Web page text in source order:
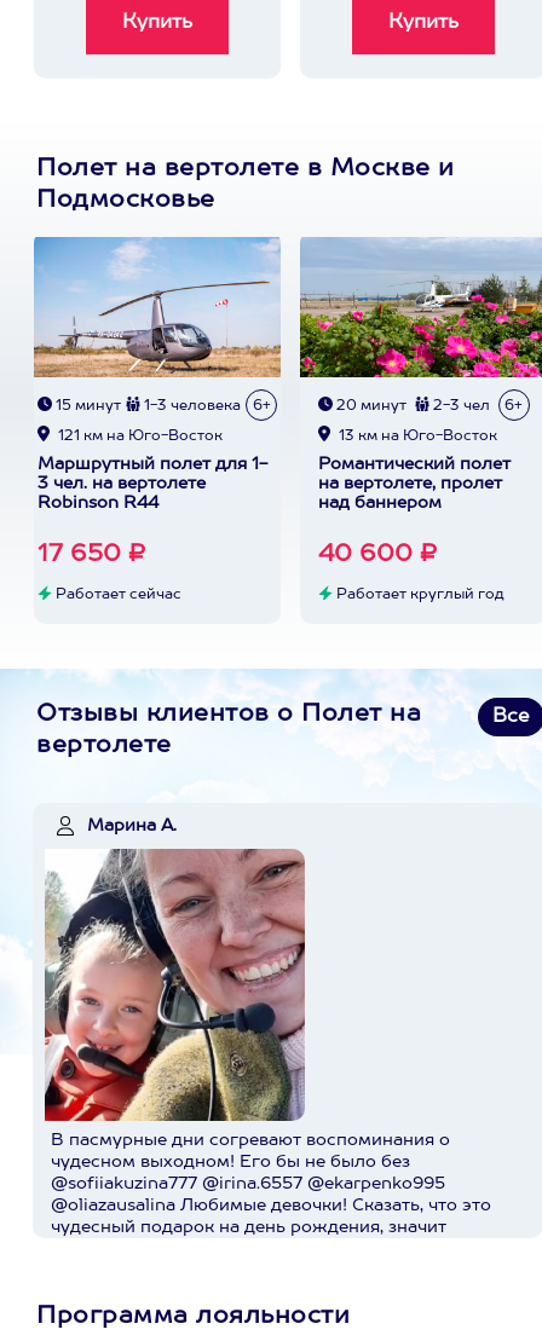
Полет на вертолете в Москве и
Подмосковье
15 минут 1-3 человека 6+
121 км на Юго-Восток
Маршрутный полет для 1-
3 чел. на вертолете
Robinson R44
17 650 ₽
Работает сейчас
20 минут 2-3 чел 6+
13 км на Юго-Восток
Романтический полет
на вертолете, пролет
над баннером
40 600 ₽
Работает круглый год
Отзывы клиентов о Полет на
вертолете
Все
Марина А.
В пасмурные дни согревают воспоминания о
чудесном выходном! Его бы не было без
@sofiiakuzina777 @irina.6557 @ekarpenko995
@oliazausalina Любимые девочки! Сказать, что это
чудесный подарок на день рождения, значит
Программа лояльности